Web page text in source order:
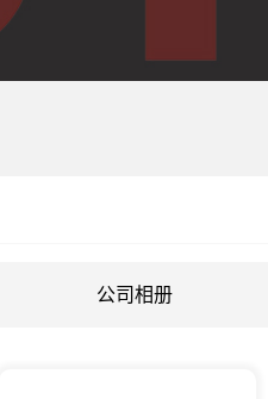
公司相册